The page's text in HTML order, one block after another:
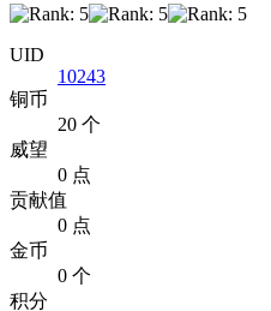
UID
10243
铜币
20 个
威望
0 点
贡献值
0 点
金币
0 个
积分